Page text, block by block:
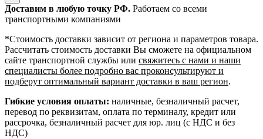
Доставим в любую точку РФ. Работаем со всеми
транспортными компаниями
*Cтоимость доставки зависит от региона и параметров товара.
Рассчитать стоимость доставки Вы сможете на официальном
сайте транспортной службы или свяжитесь с нами и наши
специалисты более подробно вас проконсультируют и
подберут оптимальный вариант доставки в ваш регион.
Гибкие условия оплаты: наличные, безналичный расчет,
перевод по реквизитам, оплата по терминалу, кредит или
рассрочка, безналичный расчет для юр. лиц (с НДС и без
НДС)